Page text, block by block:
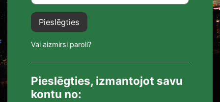
Pieslēgties
Vai aizmirsi paroli?
Pieslēgties, izmantojot savu
kontu no: